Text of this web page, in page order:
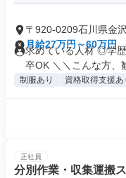
〒920-0209石川県金
月給27万円～60万円
求めている人材 ◎学
卒OK ＼＼こんな方、
制服あり 資格取得支援あ
正社員
分別作業・収集運搬